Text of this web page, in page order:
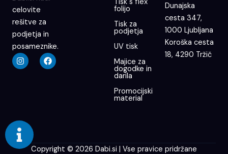
celovite
rešitve za
podjetja in
posameznike.
I
n
s
m
F
a
c
folijo
Tisk za
podjetja
UV tisk
Majice za
dogodke in
darila
Promocijski
material
Dunajska
cesta 347,
1000 Ljubljana
Koroška cesta
18, 4290 Tržič
Copyright © 2026 Dabi.si | Vse pravice pridržane